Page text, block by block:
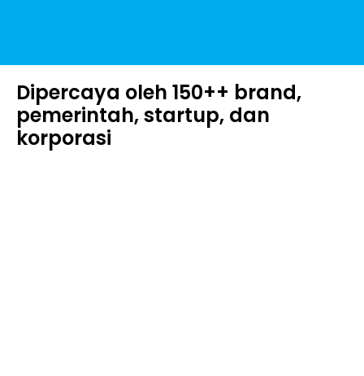
Dipercaya oleh 150++ brand,
pemerintah, startup, dan
korporasi